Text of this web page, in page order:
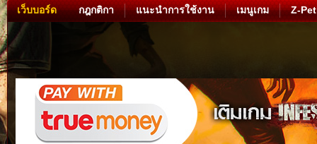
เว็บบอร์ด กฎกติกา แนะนำการใช้งาน เมนูเกม Z-Pet